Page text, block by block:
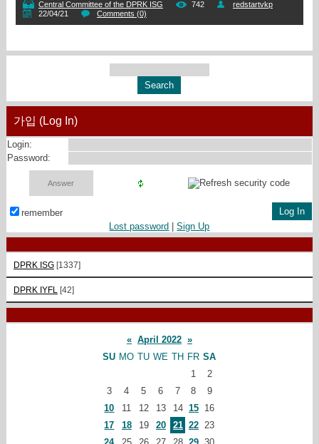
Central Committee of the DPRK ISG 742
redstartvkp
22/04/21
Comments (0)
가입 (Log In)
Login:
Password:
remember
Lost password |Sign Up
DPRK ISG [1337]
DPRK IYFL [42]
« April 2022 »
SU MO TU WE TH FR SA
1
2
3
4 5 6 7 8
9
10
11 12 13 14 15
16
17
18 19 20 21 22 23